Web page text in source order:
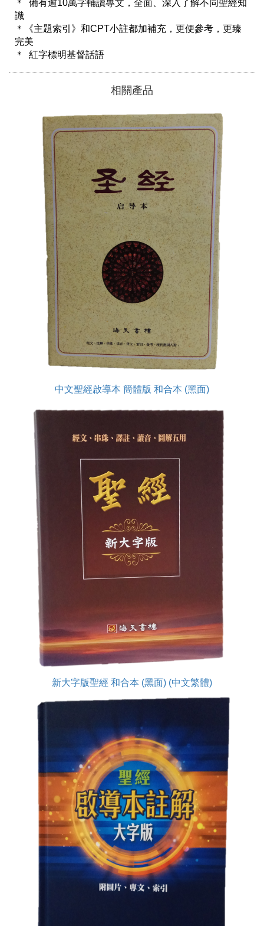
＊  備有逾10萬字輔讀專文，全面、深入了解不同聖經知
識
＊《主題索引》和CPT小註都加補充，更便參考，更臻
完美
＊  紅字標明基督話語
相關產品
中文聖經啟導本 簡體版 和合本 (黑面)
新大字版聖經 和合本 (黑面) (中文繁體)